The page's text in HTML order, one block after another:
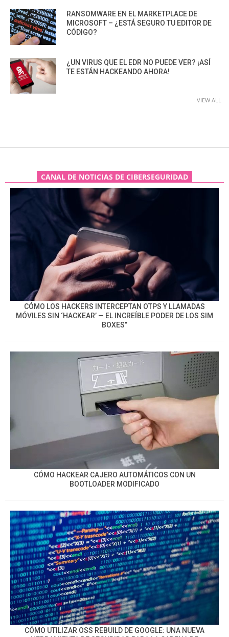
RANSOMWARE EN EL MARKETPLACE DE
MICROSOFT – ¿ESTÁ SEGURO TU EDITOR DE
CÓDIGO?
¿UN VIRUS QUE EL EDR NO PUEDE VER? ¡ASÍ
TE ESTÁN HACKEANDO AHORA!
VIEW ALL
CANAL DE NOTICIAS DE CIBERSEGURIDAD
CÓMO LOS HACKERS INTERCEPTAN OTPS Y LLAMADAS
MÓVILES SIN ‘HACKEAR’ — EL INCREÍBLE PODER DE LOS SIM
BOXES”
CÓMO HACKEAR CAJERO AUTOMÁTICOS CON UN
BOOTLOADER MODIFICADO
CÓMO UTILIZAR OSS REBUILD DE GOOGLE: UNA NUEVA